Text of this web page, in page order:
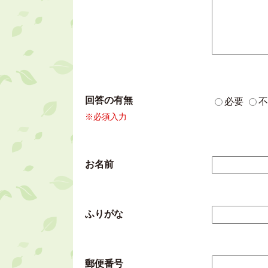
回答の有無
※必須入力
必要
お名前
ふりがな
郵便番号